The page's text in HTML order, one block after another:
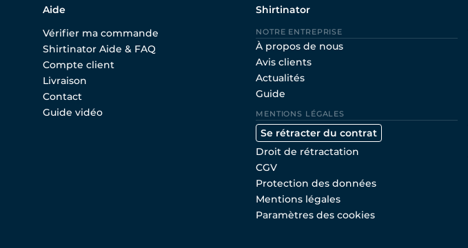
Aide
Vérifier ma commande
Shirtinator Aide & FAQ
Compte client
Livraison
Contact
Guide vidéo
Shirtinator
NOTRE ENTREPRISE
À propos de nous
Avis clients
Actualités
Guide
MENTIONS LÉGALES
Se rétracter du contrat
Droit de rétractation
CGV
Protection des données
Mentions légales
Paramètres des cookies